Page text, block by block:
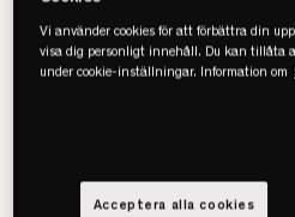
Classic Paisley
• 100% bomull
Vi använder cookies för att förbättra din
visa dig personligt innehåll. Du kan tillåta
under cookie-inställningar. Information om
Acceptera alla cookies